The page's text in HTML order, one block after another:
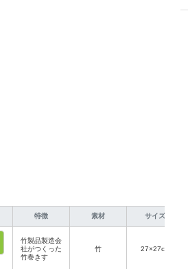
特徴 素材 サイズ
竹製品製造会
社がつくった
竹巻きす
竹 27×27cm